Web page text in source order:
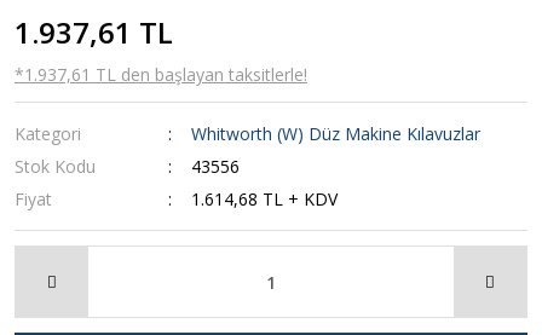
1.937,61 TL
*1.937,61 TL den başlayan taksitlerle!
Kategori
Whitworth (W) Düz Makine Kılavuzlar
Stok Kodu
43556
Fiyat
1.614,68 TL + KDV